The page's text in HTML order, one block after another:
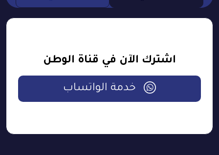
اشترك الآن في قناة الوطن
خدمة الواتساب